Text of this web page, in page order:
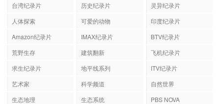
台湾纪录片
历史纪录片
灵异纪录片
人体探索
可爱的动物
印度纪录片
Amazon纪录片
IMAX纪录片
BTV纪录片
荒野生存
建筑翻新
飞机纪录片
求生纪录片
地平线系列
ITV纪录片
艺术家
科学频道
自然世界
生态地理
生态系统
PBS NOVA